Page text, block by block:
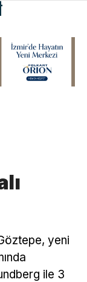
yeni
ile 3